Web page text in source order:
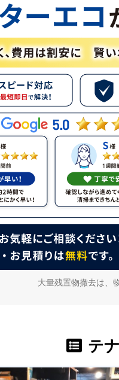
大量残置物撤去は、
テ